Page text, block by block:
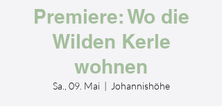
Premiere: Wo die
Wilden Kerle
wohnen
Sa., 09. Mai
  |
Johannishöhe